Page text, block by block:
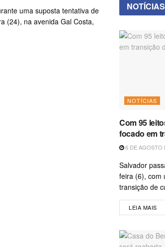
uma suposta tentativa de
(24), na avenida Gal Costa,
NOTÍCIAS
Com 95
focado em
6 DE AGOSTO
Salvador
feira (6), com
transição de
LEIA MAIS